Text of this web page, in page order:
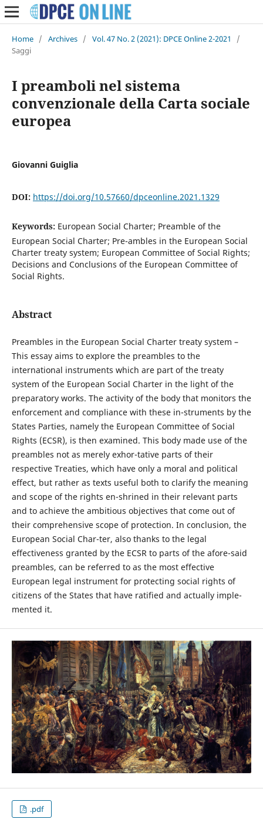
Home / Archives / Vol. 47 No. 2 (2021): DPCE Online 2-2021
/
Saggi
I preamboli nel sistema
convenzionale della Carta sociale
europea
Giovanni Guiglia
DOI: https://doi.org/10.57660/dpceonline.2021.1329
Keywords: European Social Charter; Preamble of the
European Social Charter; Pre-ambles in the European Social
Charter treaty system; European Committee of Social Rights;
Decisions and Conclusions of the European Committee of
Social Rights.
Abstract
Preambles in the European Social Charter treaty system –
This essay aims to explore the preambles to the
international instruments which are part of the treaty
system of the European Social Charter in the light of the
preparatory works. The activity of the body that monitors the
enforcement and compliance with these in-struments by the
States Parties, namely the European Committee of Social
Rights (ECSR), is then examined. This body made use of the
preambles not as merely exhor-tative parts of their
respective Treaties, which have only a moral and political
effect, but rather as texts useful both to clarify the meaning
and scope of the rights en-shrined in their relevant parts
and to achieve the ambitious objectives that come out of
their comprehensive scope of protection. In conclusion, the
European Social Char-ter, also thanks to the legal
effectiveness granted by the ECSR to parts of the afore-said
preambles, can be referred to as the most effective
European legal instrument for protecting social rights of
citizens of the States that have ratified and actually imple-
mented it.
.pdf